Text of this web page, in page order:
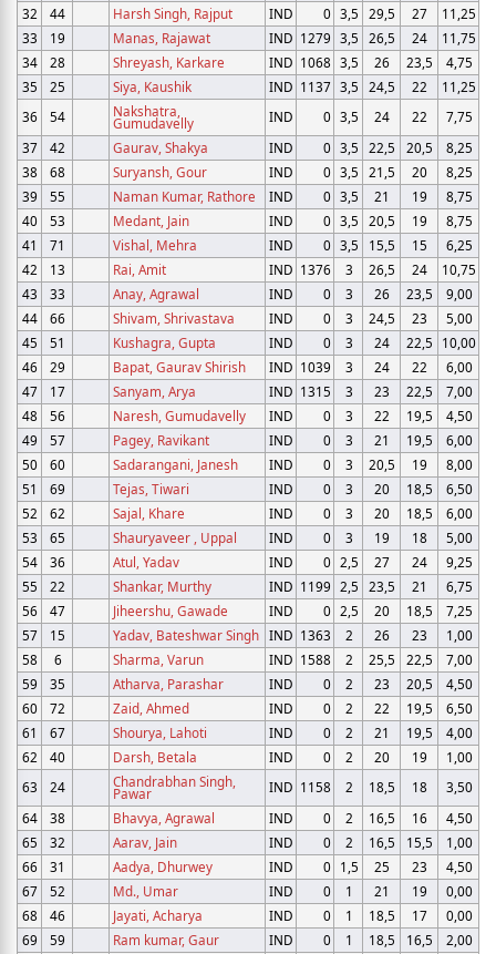
32
44 Harsh Singh, Rajput IND 0 3,5 29,5 27
11,25
33
19 Manas, Rajawat IND 1279 3,5 26,5 24
11,75
34
28 Shreyash, Karkare IND 1068 3,5 26 23,5
4,75
35
25 Siya, Kaushik IND 1137 3,5 24,5 22
11,25
36
54 Nakshatra,
Gumudavelly IND 0 3,5 24 22
7,75
37
42 Gaurav, Shakya IND 0 3,5 22,5 20,5
8,25
38
68 Suryansh, Gour IND 0 3,5 21,5 20
8,25
39
55 Naman Kumar, Rathore IND 0 3,5 21 19
8,75
40
53 Medant, Jain IND 0 3,5 20,5 19
8,75
41
71 Vishal, Mehra IND 0 3,5 15,5 15
6,25
42
13 Rai, Amit IND 1376 3 26,5 24
10,75
43
33 Anay, Agrawal IND 0 3 26 23,5
9,00
44
66 Shivam, Shrivastava IND 0 3 24,5 23
5,00
45
51 Kushagra, Gupta IND 0 3 24 22,5
10,00
46
29 Bapat, Gaurav Shirish IND 1039 3 24 22
6,00
47
17 Sanyam, Arya IND 1315 3 23 22,5
7,00
48
56 Naresh, Gumudavelly IND 0 3 22 19,5
4,50
49
57 Pagey, Ravikant IND 0 3 21 19,5
6,00
50
60 Sadarangani, Janesh IND 0 3 20,5 19
8,00
51
69 Tejas, Tiwari IND 0 3 20 18,5
6,50
52
62 Sajal, Khare IND 0 3 20 18,5
6,00
53
65 Shauryaveer , Uppal IND 0 3 19 18
5,00
54
36 Atul, Yadav IND 0 2,5 27 24
9,25
55
22 Shankar, Murthy IND 1199 2,5 23,5 21
6,75
56
47 Jiheershu, Gawade IND 0 2,5 20 18,5
7,25
57
15 Yadav, Bateshwar Singh IND 1363 2 26 23
1,00
58
6 Sharma, Varun IND 1588 2 25,5 22,5
7,00
59
35 Atharva, Parashar IND 0 2 23 20,5
4,50
60
72 Zaid, Ahmed IND 0 2 22 19,5
6,50
61
67 Shourya, Lahoti IND 0 2 21 19,5
4,00
62
40 Darsh, Betala IND 0 2 20 19
1,00
63
24 Chandrabhan Singh,
Pawar IND 1158 2 18,5 18
3,50
64
38 Bhavya, Agrawal IND 0 2 16,5 16
4,50
65
32 Aarav, Jain IND 0 2 16,5 15,5
1,00
66
31 Aadya, Dhurwey IND 0 1,5 25 23
4,50
67
52 Md., Umar IND 0 1 21 19
0,00
68
46 Jayati, Acharya IND 0 1 18,5 17
0,00
69
59 Ram kumar, Gaur IND 0 1 18,5 16,5
2,00